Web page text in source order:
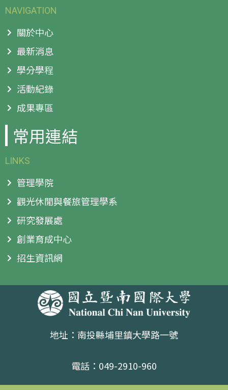
NAVIGATION
關於中心
最新消息
學分學程
活動紀錄
成果專區
常用連結
LINKS
管理學院
觀光休閒與餐旅管理學系
研究發展處
創業育成中心
招生資訊網
地址：南投縣埔里鎮大學路一號
電話：049-2910-960